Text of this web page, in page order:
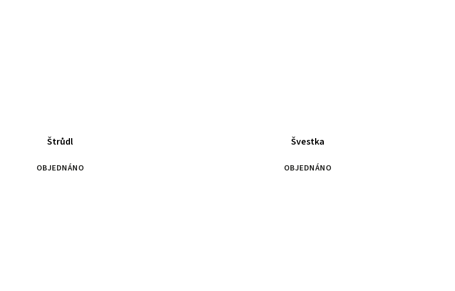
Štrůdl
OBJEDNÁNO
Švestka
OBJEDNÁNO